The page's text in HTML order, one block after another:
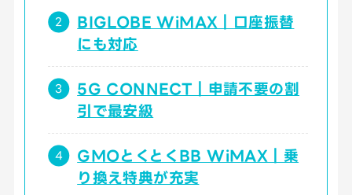
BIGLOBE WiMAX｜口座振替
にも対応
5G CONNECT｜申請不要の割
引で最安級
GMOとくとくBB WiMAX｜乗
り換え特典が充実